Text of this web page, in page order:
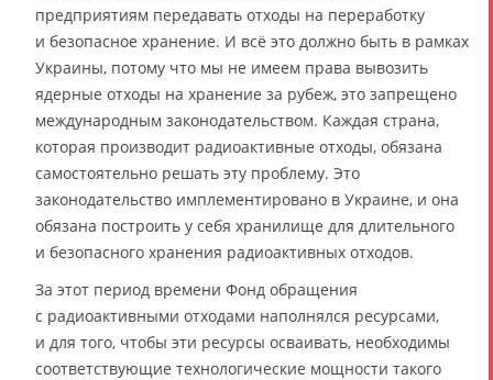
предприятиям передавать отходы на переработку
и безопасное хранение. И всё это должно быть в рамках
Украины, потому что мы не имеем права вывозить
ядерные отходы на хранение за рубеж, это запрещено
международным законодательством. Каждая страна,
которая производит радиоактивные отходы, обязана
самостоятельно решать эту проблему. Это
законодательство имплементировано в Украине, и она
обязана построить у себя хранилище для длительного
и безопасного хранения радиоактивных отходов.
За этот период времени Фонд обращения
с радиоактивными отходами наполнялся ресурсами,
и для того, чтобы эти ресурсы осваивать, необходимы
соответствующие технологические мощности такого